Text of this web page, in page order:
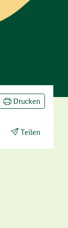
Drucken
Teilen